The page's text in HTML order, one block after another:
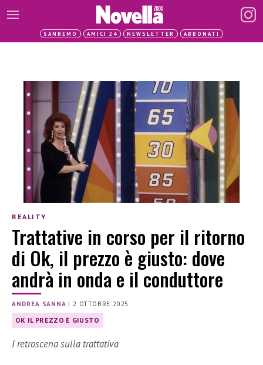
SANREMO AMICI 24 NEWSLETTER ABBONATI
REALITY
Trattative in corso per il ritorno
di Ok, il prezzo è giusto: dove
andrà in onda e il conduttore
ANDREA SANNA |2 OTTOBRE 2025
OK IL PREZZO È GIUSTO
I retroscena sulla trattativa